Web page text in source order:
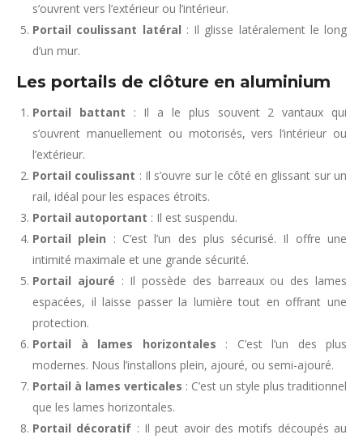
s’ouvrent vers l’extérieur ou l’intérieur.
Portail coulissant latéral : Il glisse latéralement le long
d’un mur.
Les portails de clôture en aluminium
Portail battant : Il a le plus souvent 2 vantaux qui
s’ouvrent manuellement ou motorisés, vers l’intérieur ou
l’extérieur.
Portail coulissant : Il s’ouvre sur le côté en glissant sur un
rail, idéal pour les espaces étroits.
Portail autoportant : Il est suspendu.
Portail plein : C’est l’un des plus sécurisé. Il offre une
intimité maximale et une grande sécurité.
Portail ajouré : Il possède des barreaux ou des lames
espacées, il laisse passer la lumière tout en offrant une
protection.
Portail à lames horizontales : C’est l’un des plus
modernes. Nous l’installons plein, ajouré, ou semi-ajouré.
Portail à lames verticales : C’est un style plus traditionnel
que les lames horizontales.
Portail décoratif : Il peut avoir des motifs découpés au